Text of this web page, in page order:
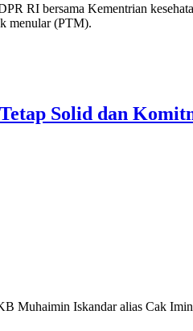
bersama Kementrian
menular (PTM).
Solid dan
Muhaimin Iskandar alias Cak